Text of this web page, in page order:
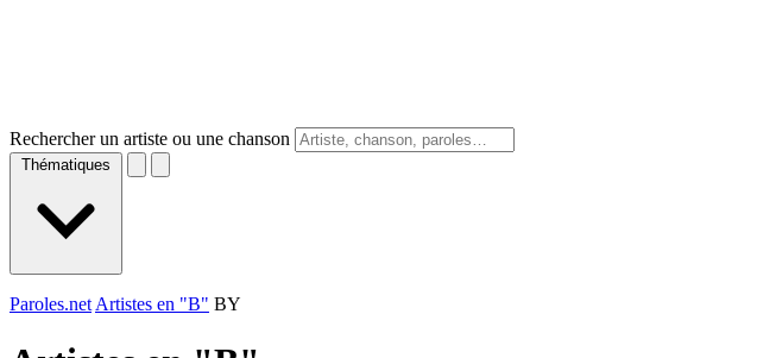
Rechercher un artiste ou une chanson
Thématiques
Paroles.net Artistes en "B" BY